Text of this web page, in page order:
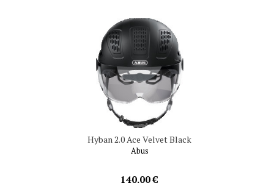
Hyban 2.0 Ace Velvet Black
Abus
140.00 €